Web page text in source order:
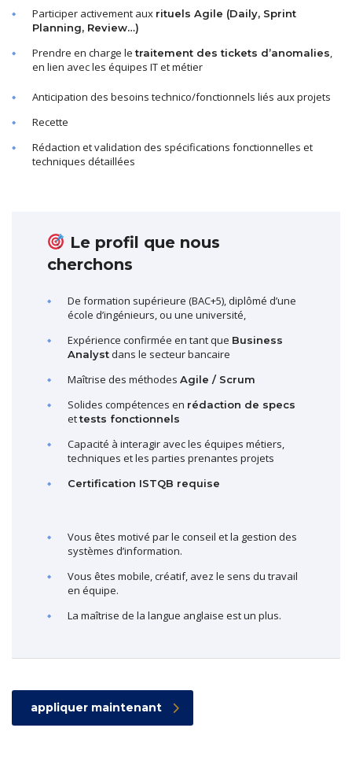
Participer activement aux rituels Agile (Daily, Sprint
Planning, Review…)
Prendre en charge letraitement des tickets d’anomalies,
en lien avec les équipes IT et métier
Anticipation des besoins technico/fonctionnels liés aux projets
Recette
Rédaction et validation des spécifications fonctionnelles et
techniques détaillées
Le profil que nous
cherchons
De formation supérieure (BAC+5), diplômé d’une
école d’ingénieurs, ou une université,
Expérience confirmée en tant que Business
Analystdans le secteur bancaire
Maîtrise des méthodes Agile / Scrum
Solides compétences en rédaction de specs
ettests fonctionnels
Capacité à interagir avec les équipes métiers,
techniques et les parties prenantes projets
Certification ISTQB requise
Vous êtes motivé par le conseil et la gestion des
systèmes d’information.
Vous êtes mobile, créatif, avez le sens du travail
en équipe.
La maîtrise de la langue anglaise est un plus.
appliquer maintenant